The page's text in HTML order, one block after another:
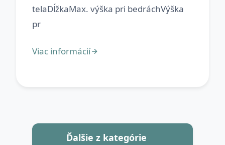
telaDĺžkaMax. výška pri bedráchVýška
Ďalšie z kategórie